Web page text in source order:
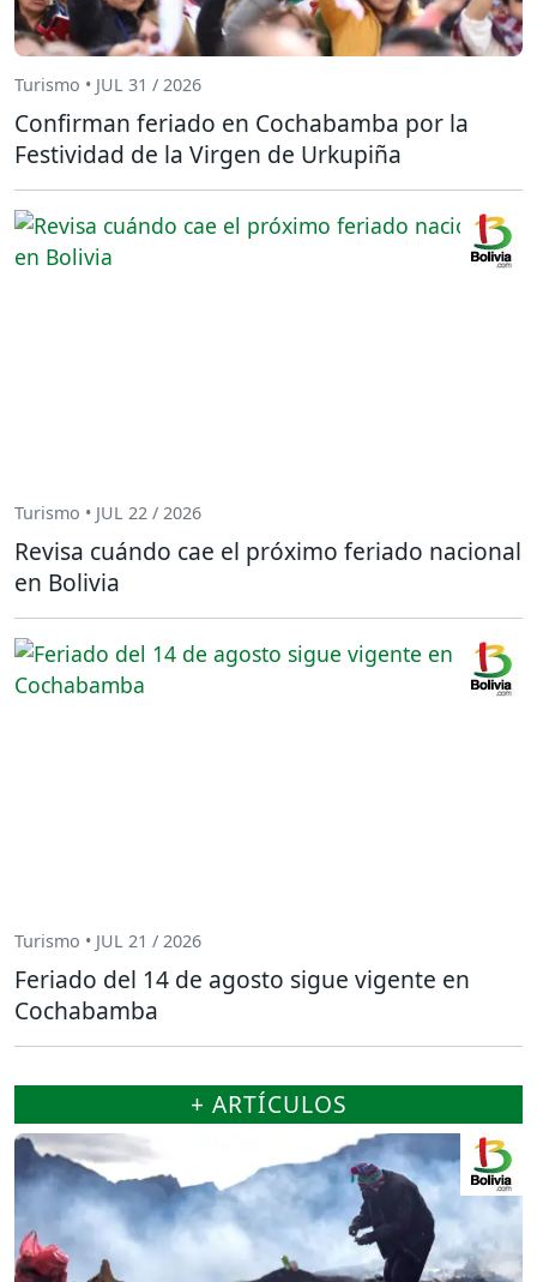
Turismo • JUL 31 / 2026
Confirman feriado en Cochabamba por la
Festividad de la Virgen de Urkupiña
Turismo • JUL 22 / 2026
Revisa cuándo cae el próximo feriado nacional
en Bolivia
Turismo • JUL 21 / 2026
Feriado del 14 de agosto sigue vigente en
Cochabamba
+ ARTÍCULOS